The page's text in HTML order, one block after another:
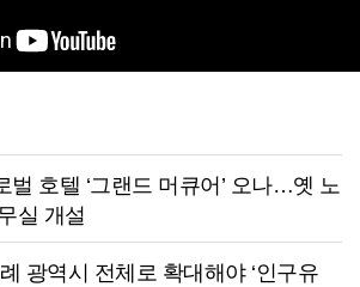
벌 호텔 ‘그랜드 머큐어’ 오나…옛 노
실 개설
례 광역시 전체로 확대해야 ‘인구유